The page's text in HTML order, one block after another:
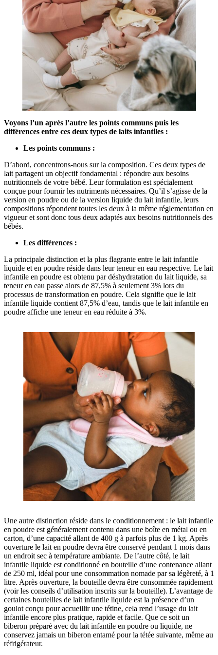
Voyons l’un après l’autre les points communs puis les
différences entre ces deux types de laits infantiles :
Les points communs :
D’abord, concentrons-nous sur la composition. Ces deux types de
lait partagent un objectif fondamental : répondre aux besoins
nutritionnels de votre bébé. Leur formulation est spécialement
conçue pour fournir les nutriments nécessaires. Qu’il s’agisse de la
version en poudre ou de la version liquide du lait infantile, leurs
compositions répondent toutes les deux à la même réglementation en
vigueur et sont donc tous deux adaptés aux besoins nutritionnels des
bébés.
Les différences :
La principale distinction et la plus flagrante entre le lait infantile
liquide et en poudre réside dans leur teneur en eau respective. Le lait
infantile en poudre est obtenu par déshydratation du lait liquide, sa
teneur en eau passe alors de 87,5% à seulement 3% lors du
processus de transformation en poudre. Cela signifie que le lait
infantile liquide contient 87,5% d’eau, tandis que le lait infantile en
poudre affiche une teneur en eau réduite à 3%.
Une autre distinction réside dans le conditionnement : le lait infantile
en poudre est généralement contenu dans une boîte en métal ou en
carton, d’une capacité allant de 400 g à parfois plus de 1 kg. Après
ouverture le lait en poudre devra être conservé pendant 1 mois dans
un endroit sec à température ambiante. De l’autre côté, le lait
infantile liquide est conditionné en bouteille d’une contenance allant
de 250 ml, idéal pour une consommation nomade par sa légèreté, à 1
litre. Après ouverture, la bouteille devra être consommée rapidement
(voir les conseils d’utilisation inscrits sur la bouteille). L’avantage de
certaines bouteilles de lait infantile liquide est la présence d’un
goulot conçu pour accueillir une tétine, cela rend l’usage du lait
infantile encore plus pratique, rapide et facile. Que ce soit un
biberon préparé avec du lait infantile en poudre ou liquide, ne
conservez jamais un biberon entamé pour la tétée suivante, même au
réfrigérateur.